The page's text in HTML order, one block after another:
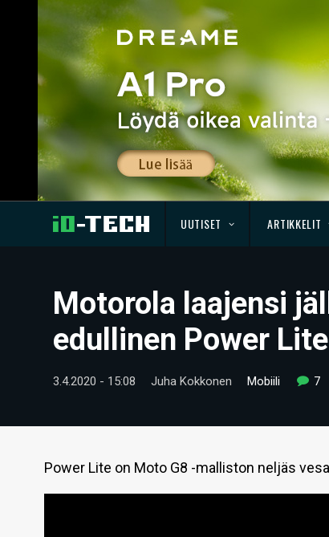
UUTISET ARTIKKELIT
Motorola laajensi
edullinen Power Lite
3.4.2020 - 15:08 Juha Kokkonen Mobiili 7
Power Lite on Moto G8 -malliston neljäs